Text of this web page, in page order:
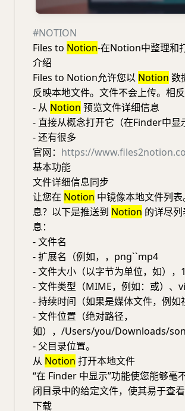
#NOTION
Files to Notion-在Notion中整理和
介绍
Files to Notion允许您以 Notion 数
反映本地文件。文件不会上传。相反
- 从 Notion 预览文件详细信息
- 直接从概念打开它（在Finder中显
- 还有很多
官网： https://
基本功能
文件详细信息同步
让您在 Notion 中镜像本地文件列
息？以下是推送到 Notion 的详尽
息：
- 文件名
- 扩展名（例如，，png``mp4
- 文件大小（以字节为单位，如），
- 文件类型（MIME，例如：或）、
- 持续时间（如果是媒体文件，例如
- 文件位置（绝对路径，
如），/Users/you/Downloads/
- 父目录位置。
从 Notion 打开本地文件
“在 Finder 中显示”功能使您能够毫
闭目录中的给定文件，使其易于查看
下载